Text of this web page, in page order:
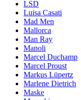
LSD
Luisa Casati
Mad Men
Mallorca
Man Ray
Manoli
Marcel Duchamp
Marcel Proust
Markus Lüpertz
Marlene Dietrich
Maske